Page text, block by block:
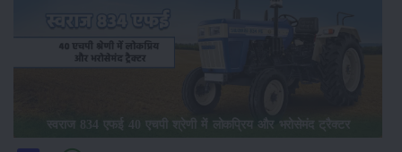
स्वराज 834 एफई 40 एचपी श्रेणी में लोकप्रिय और भरोसेमंद ट्रैक्टर